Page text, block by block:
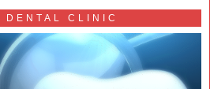
DENTAL CLINIC